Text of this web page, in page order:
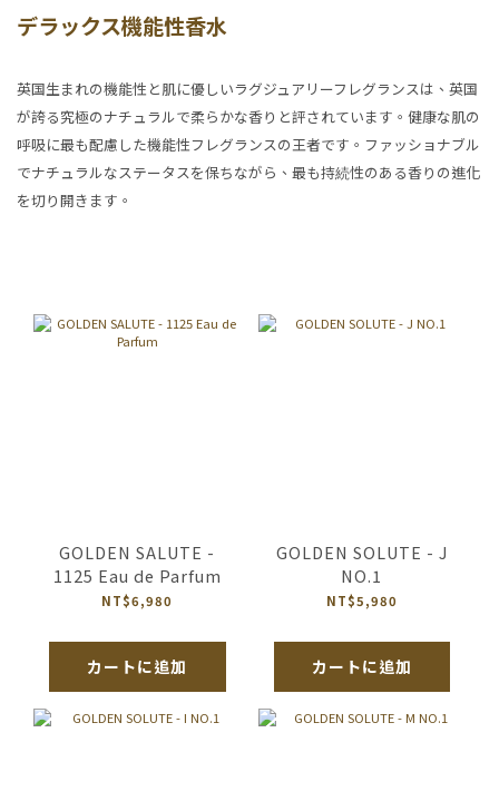
デラックス機能性香水
英国生まれの機能性と肌に優しいラグジュアリーフレグランスは、英国
が誇る究極のナチュラルで柔らかな香りと評されています。健康な肌の
呼吸に最も配慮した機能性フレグランスの王者です。ファッショナブル
でナチュラルなステータスを保ちながら、最も持続性のある香りの進化
を切り開きます。
GOLDEN SALUTE -
1125 Eau de Parfum
NT$6,980
カートに追加
GOLDEN SOLUTE - J
NO.1
NT$5,980
カートに追加